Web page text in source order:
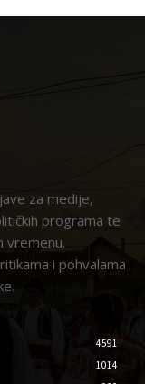
za medije,
programa te
vremenu.
i pohvalama
4591
1014